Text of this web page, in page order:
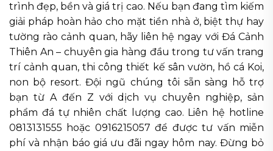
trình đẹp, bền và giá trị cao. Nếu bạn đang tìm kiếm
giải pháp hoàn hảo cho mặt tiền nhà ở, biệt thự hay
tường rào cảnh quan, hãy liên hệ ngay với Đá Cảnh
Thiên An – chuyên gia hàng đầu trong tư vấn trang
trí cảnh quan, thi công thiết kế sân vườn, hồ cá Koi,
non bộ resort. Đội ngũ chúng tôi sẵn sàng hỗ trợ
bạn từ A đến Z với dịch vụ chuyên nghiệp, sản
phẩm đá tự nhiên chất lượng cao. Liên hệ hotline
0813131555 hoặc 0916215057 để được tư vấn miễn
phí và nhận báo giá ưu đãi ngay hôm nay. Đừng bỏ